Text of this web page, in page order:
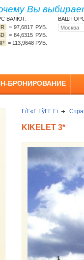
Вы
ВАЛЮТ:
=97,6817 РУБ.
=84,6315 РУБ.
= 113,9648 РУБ.
ВАШ
БРОНИРОВАНИЕ
ГѓГ«Г ГўГ­Г Гї
KIKELET 3*